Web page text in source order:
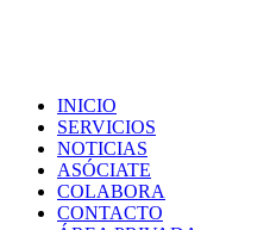
INICIO
SERVICIOS
NOTICIAS
ASÓCIATE
COLABORA
CONTACTO